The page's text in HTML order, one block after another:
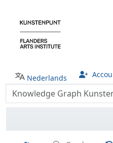
Nederlands